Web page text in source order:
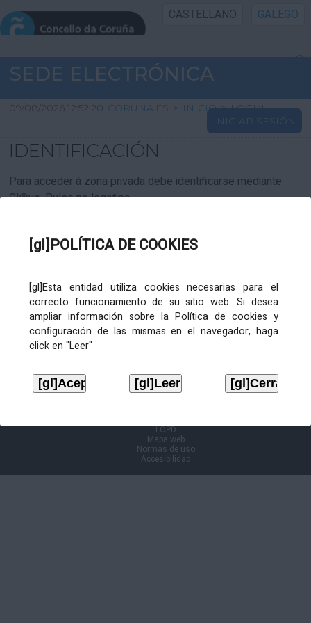
[gl]POLÍTICA DE COOKIES
[gl]Esta entidad utiliza cookies necesarias para el
correcto funcionamiento de su sitio web. Si desea
ampliar información sobre la Política de cookies y
configuración de las mismas en el navegador, haga
click en "Leer"
CASTELLANO GALEGO
INICIO SEDE
INICIO
INFORMACIÓN PÚBLICA
CARTAFOL CIDADÁN
SEDE ELECTRÓNICA
09/08/2026 12:52:20 CORUNA.ES > INICIO > LOGIN
INICIAR SESIÓN
IDENTIFICACIÓN
Para acceder á zona privada debe identificarse mediante
Cl@ve. Pulse no logotipo
LOPD
Mapa web
Normas de uso
Accesibilidad